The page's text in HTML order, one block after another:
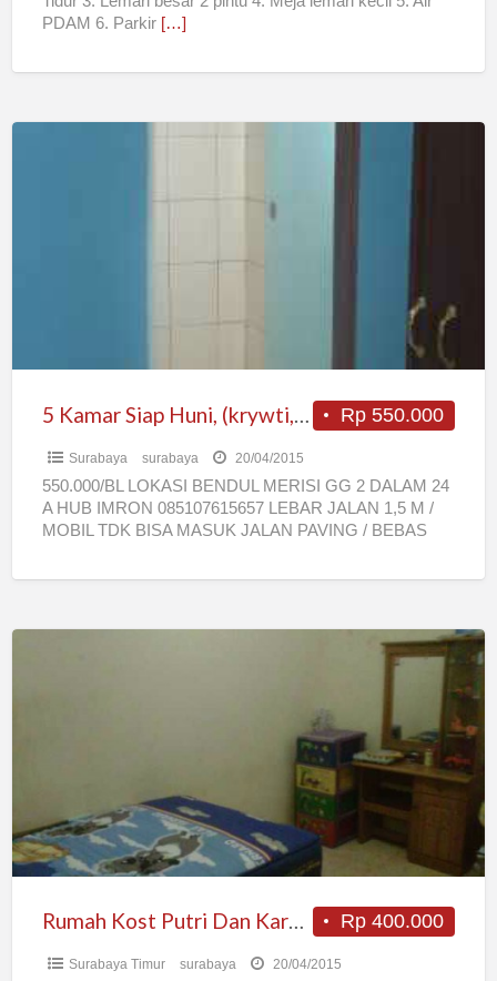
PDAM 6. Parkir […]
Rp 550.000
Surabaya surabaya 20/04/2015
550.000/BL LOKASI BENDUL MERISI GG 2 DALAM 24
A HUB IMRON 085107615657 LEBAR JALAN 1,5 M /
MOBIL TDK BISA MASUK JALAN PAVING / BEBAS
Sisa
1
Kamar
Rp 400.000
Rumah Kost Putri Dan Karyawati ( Sisa 1 Kamar )
Surabaya Timur surabaya 20/04/2015